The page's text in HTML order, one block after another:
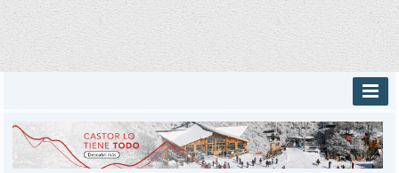
INICIO
PROVINCIALES